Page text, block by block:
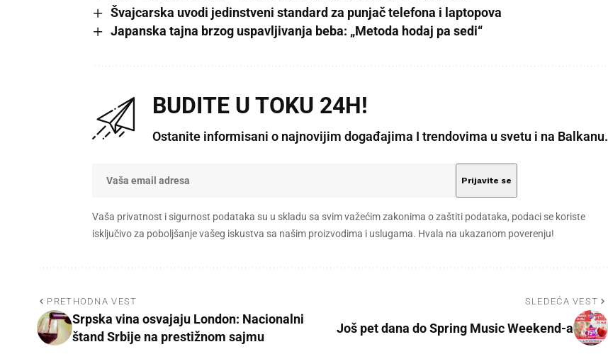
Švajcarska uvodi jedinstveni standard za punjač telefona i laptopova
Japanska tajna brzog uspavljivanja beba: „Metoda hodaj pa sedi“
BUDITE U TOKU 24H!
Ostanite informisani o najnovijim događajima I trendovima u svetu i na Balkanu.
Vaša privatnost i sigurnost podataka su u skladu sa svim važećim zakonima o zaštiti podataka, podaci se koriste
isključivo za poboljšanje vašeg iskustva sa našim proizvodima i uslugama. Hvala na ukazanom poverenju!
PRETHODNA VEST
Srpska vina osvajaju London: Nacionalni
štand Srbije na prestižnom sajmu
SLEDEĆA VEST
Još pet dana do Spring Music Weekend-a